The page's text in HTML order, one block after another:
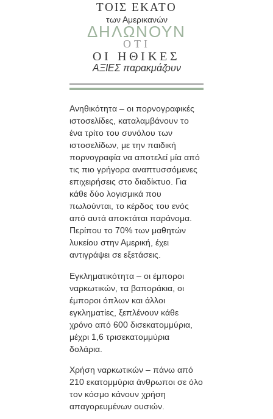
ΤΟΙΣ ΕΚΑΤΟ
των Αμερικανών
ΔΗΛΩΝΟΥΝ
ΟΤΙ
ΟΙ ΗΘΙΚΕΣ
ΑΞΙΕΣ παρακμάζουν
Ανηθικότητα – οι πορνογραφικές
ιστοσελίδες, καταλαμβάνουν το
ένα τρίτο του συνόλου των
ιστοσελίδων, με την παιδική
πορνογραφία να αποτελεί μία από
τις πιο γρήγορα αναπτυσσόμενες
επιχειρήσεις στο διαδίκτυο. Για
κάθε δύο λογισμικά που
πωλούνται, το κέρδος του ενός
από αυτά αποκτάται παράνομα.
Περίπου το 70% των μαθητών
λυκείου στην Αμερική, έχει
αντιγράψει σε εξετάσεις.
Εγκληματικότητα – οι έμποροι
ναρκωτικών, τα βαποράκια, οι
έμποροι όπλων και άλλοι
εγκληματίες, ξεπλένουν κάθε
χρόνο από 600 δισεκατομμύρια,
μέχρι 1,6 τρισεκατομμύρια
δολάρια.
Χρήση ναρκωτικών – πάνω από
210 εκατομμύρια άνθρωποι σε όλο
τον κόσμο κάνουν χρήση
απαγορευμένων ουσιών.